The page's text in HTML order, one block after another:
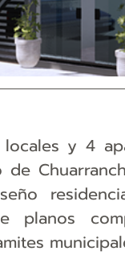
y 4
planos